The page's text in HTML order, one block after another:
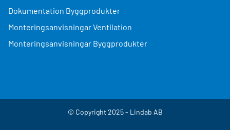
Dokumentation Byggprodukter
Monteringsanvisningar Ventilation
Monteringsanvisningar Byggprodukter
© Copyright 2025 - Lindab AB